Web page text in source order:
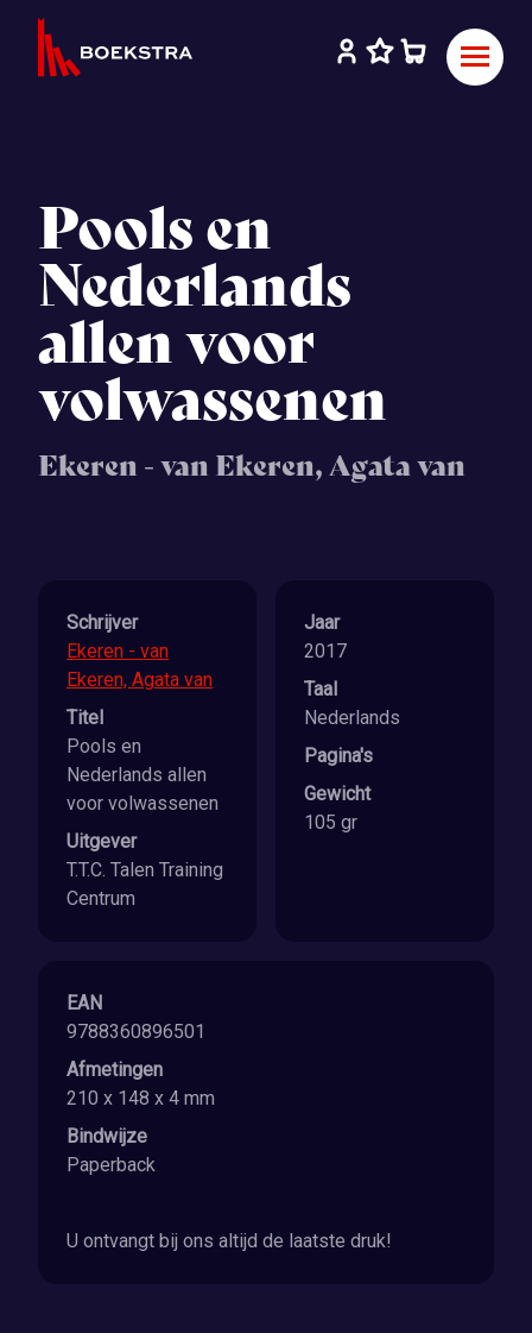
Pools en
Nederlands
allen voor
volwassenen
Ekeren - van Ekeren, Agata van
Schrijver
Ekeren - van
Ekeren, Agata van
Titel
Pools en
Nederlands allen
voor volwassenen
Uitgever
T.T.C. Talen Training
Centrum
Jaar
2017
Taal
Nederlands
Pagina's
Gewicht
105 gr
EAN
9788360896501
Afmetingen
210 x 148 x 4 mm
Bindwijze
Paperback
U ontvangt bij ons altijd de laatste druk!